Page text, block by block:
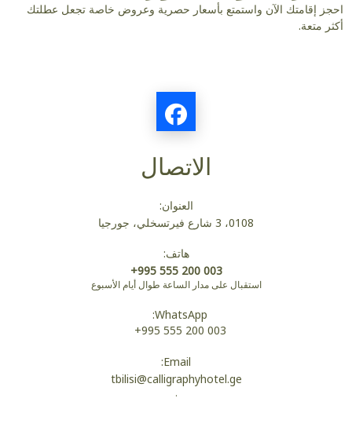
احجز إقامتك الآن واستمتع بأسعار حصرية وعروض خاصة تجعل عطلتك
أكثر متعة.
الاتصال
العنوان:
0108، 3 شارع فيرتسخلي، جورجيا
هاتف:
+995 555 200 003
استقبال على مدار الساعة طوال أيام الأسبوع
WhatsApp:
+995 555 200 003
Email:
tbilisi@calligraphyhotel.ge
.